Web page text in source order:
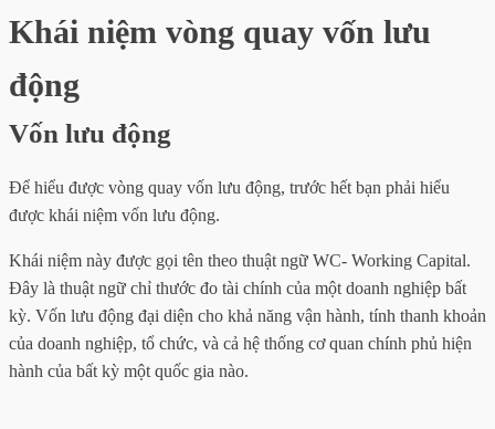
Khái niệm vòng quay vốn lưu
động
Vốn lưu động
Để hiểu được vòng quay vốn lưu động, trước hết bạn phải hiểu
được khái niệm vốn lưu động.
Khái niệm này được gọi tên theo thuật ngữ WC- Working Capital.
Đây là thuật ngữ chỉ thước đo tài chính của một doanh nghiệp bất
kỳ. Vốn lưu động đại diện cho khả năng vận hành, tính thanh khoản
của doanh nghiệp, tổ chức, và cả hệ thống cơ quan chính phủ hiện
hành của bất kỳ một quốc gia nào.